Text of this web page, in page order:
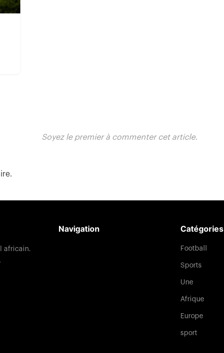
Soyez le premier à commenter cet article.
africain.
Navigation Catégories
Football
Sports
Une
Afrique
Europe
sport